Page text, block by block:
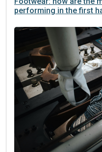
Footwear: how are the
performing in the first